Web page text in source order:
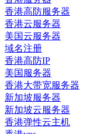
香港高防服务器
香港云服务器
美国云服务器
域名注册
香港高防IP
美国服务器
香港大带宽服务器
新加坡服务器
新加坡云服务器
香港弹性云主机